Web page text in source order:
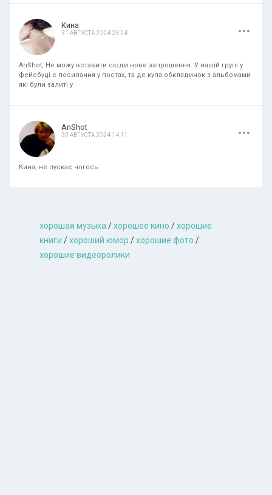
Кина
31 АВГУСТА 2024 23:24 ...
AnShot, Не можу вставити сюди нове запрошення. У нашій групі у
фейсбуці є посилання у постах, та де купа обкладинок з альбомами
які були залиті у
AnShot
30 АВГУСТА 2024 14:11 ...
Кина, не пускає чогось
хорошая музыкa /хорошее кино /хорошие
книги /хороший юмор /хорошие фото /
хорошие видеоролики